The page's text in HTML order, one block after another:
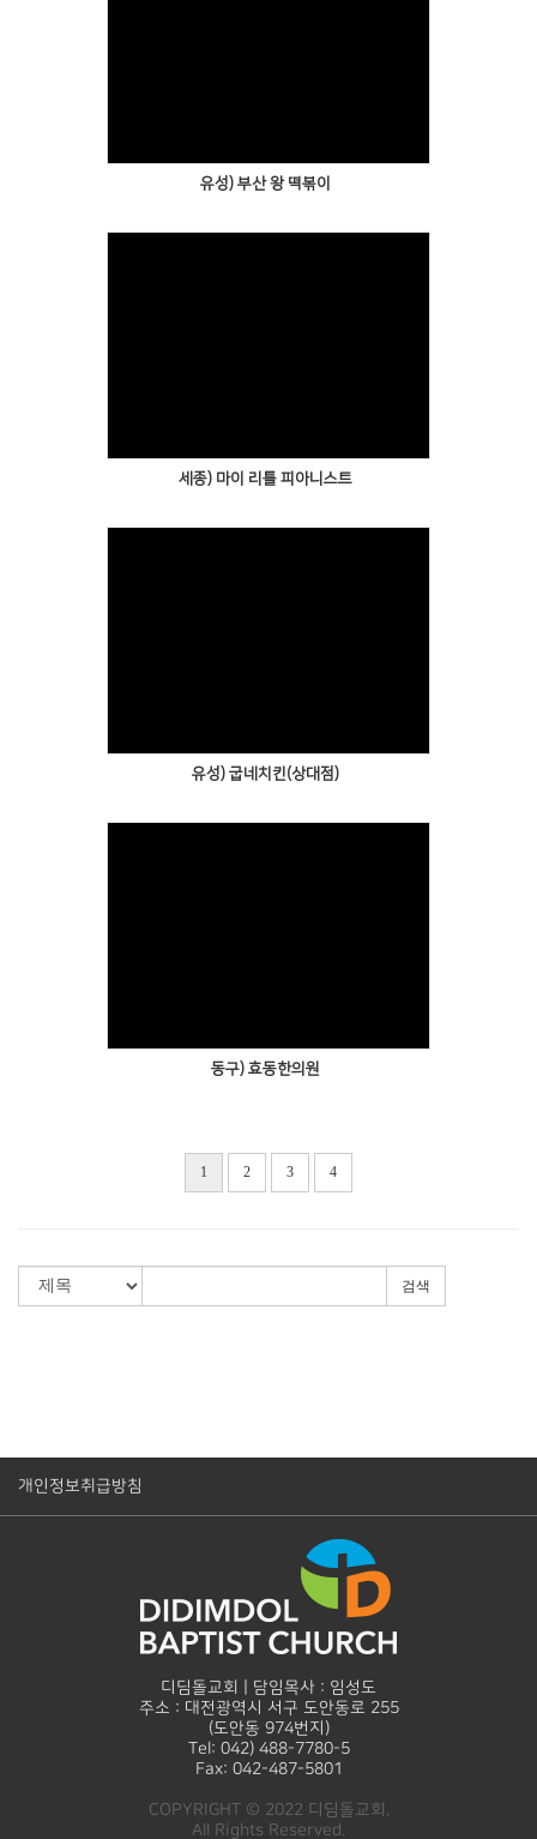
유성) 부산 왕 떡볶이
세종) 마이 리틀 피아니스트
유성) 굽네치킨(상대점)
동구) 효동한의원
1 2 3 4
검색
개인정보취급방침
디딤돌교회 | 담임목사 : 임성도
주소 : 대전광역시 서구 도안동로 255
(도안동 974번지)
Tel: 042) 488-7780-5
Fax: 042-487-5801
COPYRIGHT © 2022 디딤돌교회.
All Rights Reserved.